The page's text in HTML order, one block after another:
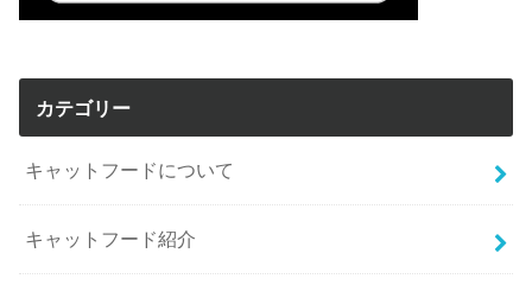
カテゴリー
キャットフードについて
キャットフード紹介